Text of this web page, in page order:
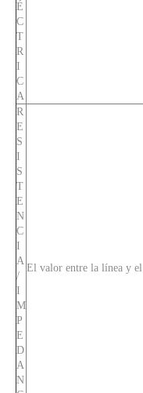
É
C
T
R
I
C
A
R
E
S
I
S
T
E
N
C
I
A
/
I
M
P
E
D
A
N
El valor entre la línea y